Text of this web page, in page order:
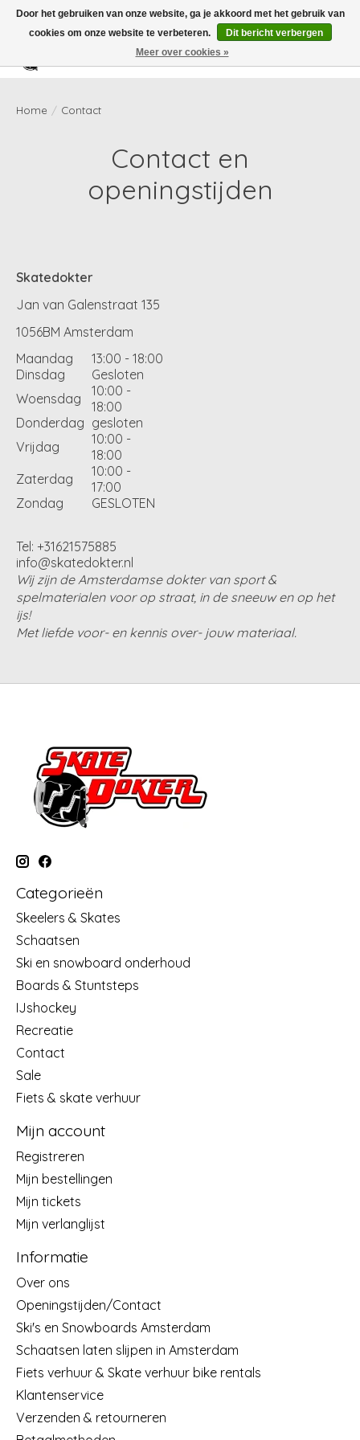
Verlanglijst
Home / Contact
Contact en
openingstijden
Skatedokter
Jan van Galenstraat 135
1056BM Amsterdam
Maandag
13:00 - 18:00
Dinsdag
Gesloten
Woensdag
10:00 -
18:00
Donderdag gesloten
Vrijdag
10:00 -
18:00
Zaterdag
10:00 -
17:00
Zondag
GESLOTEN
Tel: +31621575885
info@skatedokter.nl
Wij zijn de Amsterdamse dokter van sport &
spelmaterialen voor op straat, in de sneeuw en op het
ijs!
Met liefde voor- en kennis over- jouw materiaal.
Categorieën
Skeelers & Skates
Schaatsen
Ski en snowboard onderhoud
Boards & Stuntsteps
IJshockey
Recreatie
Contact
Sale
Fiets & skate verhuur
Mijn account
Registreren
Mijn bestellingen
Mijn tickets
Mijn verlanglijst
Informatie
Over ons
Openingstijden/Contact
Ski's en Snowboards Amsterdam
Schaatsen laten slijpen in Amsterdam
Fiets verhuur & Skate verhuur bike rentals
Klantenservice
Verzenden & retourneren
Door het gebruiken van onze website, ga je akkoord met het gebruik van
cookies om onze website te verbeteren.
Dit bericht verbergen
Meer over cookies »